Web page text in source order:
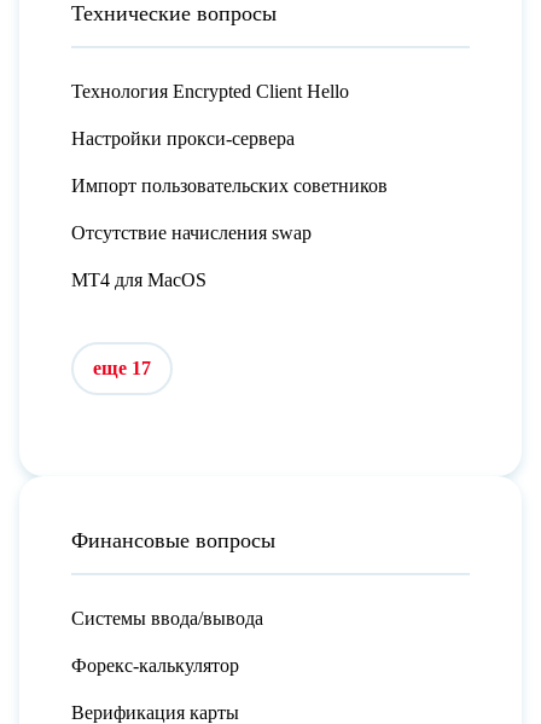
Технические вопросы
Технология Encrypted Client Hello
Настройки прокси-сервера
Импорт пользовательских советников
Отсутствие начисления swap
MT4 для MacOS
еще 17
Финансовые вопросы
Системы ввода/вывода
Форекс-калькулятор
Верификация карты